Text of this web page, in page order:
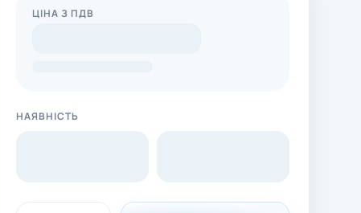
ЦІНА З ПДВ
НАЯВНІСТЬ